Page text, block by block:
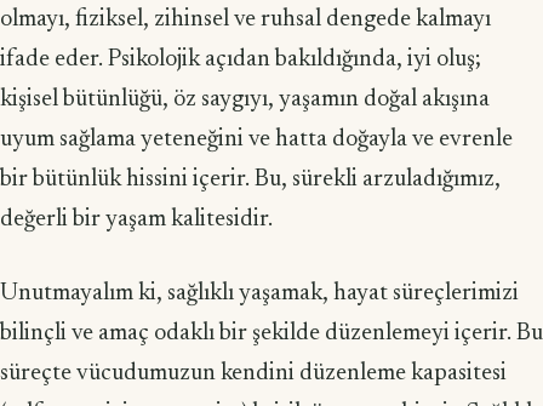
olmayı, fiziksel, zihinsel ve ruhsal dengede kalmayı
ifade eder. Psikolojik açıdan bakıldığında, iyi oluş;
kişisel bütünlüğü, öz saygıyı, yaşamın doğal akışına
uyum sağlama yeteneğini ve hatta doğayla ve evrenle
bir bütünlük hissini içerir. Bu, sürekli arzuladığımız,
değerli bir yaşam kalitesidir.
Unutmayalım ki, sağlıklı yaşamak, hayat süreçlerimizi
bilinçli ve amaç odaklı bir şekilde düzenlemeyi içerir. Bu
süreçte vücudumuzun kendini düzenleme kapasitesi